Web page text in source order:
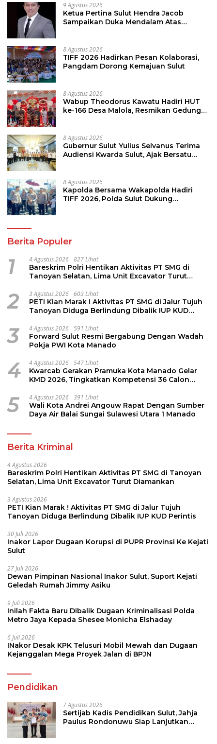
9 Agustus 2026
Ketua Pertina Sulut Hendra Jacob
Sampaikan Duka Mendalam Atas
8 Agustus 2026
TIFF 2026 Hadirkan Pesan Kolaborasi,
Pangdam Dorong Kemajuan Sulut
8 Agustus 2026
Wabup Theodorus Kawatu Hadiri HUT
ke-166 Desa Malola, Resmikan Gedung
8 Agustus 2026
Gubernur Sulut Yulius Selvanus Terima
Audiensi Kwarda Sulut, Ajak Bersatu
8 Agustus 2026
Kapolda Bersama Wakapolda Hadiri
TIFF 2026, Polda Sulut Dukung
Berita Populer
1 4 Agustus 2026 827 Lihat
Bareskrim Polri Hentikan Aktivitas PT SMG di
Tanoyan Selatan, Lima Unit Excavator Turut
2 3 Agustus 2026 603 Lihat
PETI Kian Marak ! Aktivitas PT SMG di Jalur Tujuh
Tanoyan Diduga Berlindung Dibalik IUP KUD
3 4 Agustus 2026 591 Lihat
Forward Sulut Resmi Bergabung Dengan Wadah
Pokja PWI Kota Manado
4 4 Agustus 2026 547 Lihat
Kwarcab Gerakan Pramuka Kota Manado Gelar
KMD 2026, Tingkatkan Kompetensi 36 Calon
5 4 Agustus 2026 391 Lihat
Wali Kota Andrei Angouw Rapat Dengan Sumber
Daya Air Balai Sungai Sulawesi Utara 1 Manado
Berita Kriminal
4 Agustus 2026
Bareskrim Polri Hentikan Aktivitas PT SMG di Tanoyan
Selatan, Lima Unit Excavator Turut Diamankan
3 Agustus 2026
PETI Kian Marak ! Aktivitas PT SMG di Jalur Tujuh
Tanoyan Diduga Berlindung Dibalik IUP KUD Perintis
30 Juli 2026
Inakor Lapor Dugaan Korupsi di PUPR Provinsi Ke Kejati
Sulut
27 Juli 2026
Dewan Pimpinan Nasional Inakor Sulut, Suport Kejati
Geledah Rumah Jimmy Asiku
9 Juli 2026
Inilah Fakta Baru Dibalik Dugaan Kriminalisasi Polda
Metro Jaya Kepada Shesee Monicha Elshaday
6 Juli 2026
INakor Desak KPK Telusuri Mobil Mewah dan Dugaan
Kejanggalan Mega Proyek Jalan di BPJN
Pendidikan
7 Agustus 2026
Sertijab Kadis Pendidikan Sulut, Jahja
Paulus Rondonuwu Siap Lanjutkan